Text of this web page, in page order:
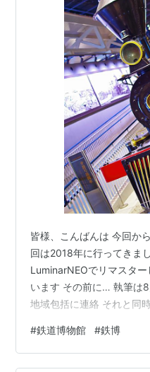
皆様、こんばんは 今回か
回は2018年に行ってきま
LuminarNEOでリマスタ
います その前に… 執筆は
地域包括に連絡 それと同
きます 地域包括に連絡す
ニーズの確認の上で 最適
#鉄道博物館 #鉄博